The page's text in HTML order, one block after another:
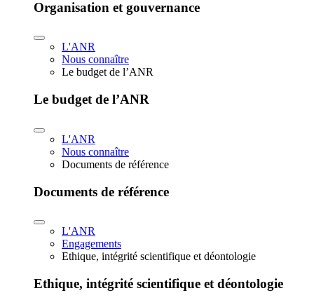
Organisation et gouvernance
L'ANR
Nous connaître
Le budget de l’ANR
Le budget de l’ANR
L'ANR
Nous connaître
Documents de référence
Documents de référence
L'ANR
Engagements
Ethique, intégrité scientifique et déontologie
Ethique, intégrité scientifique et déontologie